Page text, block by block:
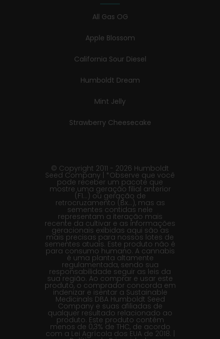
All Gas OG
Apple Blossom
California Sour Diesel
Humboldt Dream
Mint Jelly
Strawberry Cheesecake
© Copyright 2011 - 2026 Humboldt
Seed Company | *Observe que você
pode receber um pacote que
mostre uma geração filial anterior
(F1…) ou geração de
retrocruzamento (Bx…), mas as
sementes contidas nele
representam a iteração mais
recente da cultivar e as informações
geracionais exibidas aqui são as
mais precisas para nossos lotes de
sementes atuais. Este produto não é
para consumo humano. A cannabis
é uma planta altamente
regulamentada, sendo sua
responsabilidade seguir as leis da
sua região. Ao comprar e usar este
produto, o comprador concorda em
indenizar e isentar a Sustainable
Medicinals DBA Humboldt Seed
Company e suas afiliadas de
qualquer resultado relacionado ao
produto. Este produto contém
menos de 0,3% de THC, de acordo
com a Lei Agrícola dos EUA de 2018. |